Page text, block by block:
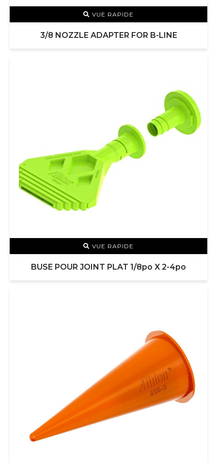
VUE RAPIDE
3/8 NOZZLE ADAPTER FOR B-LINE
VUE RAPIDE
BUSE POUR JOINT PLAT 1/8po X 2-4po